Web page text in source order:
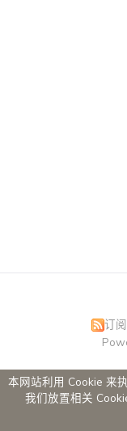
订
本网站利用 Cookie 来
我们放置相关